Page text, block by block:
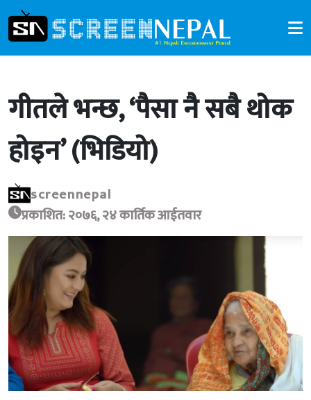
गीतले भन्छ, ‘पैसा नै सबै थोक
होइन’ (भिडियो)
screennepal
प्रकाशित: २०७६, २४ कार्तिक आईतवार